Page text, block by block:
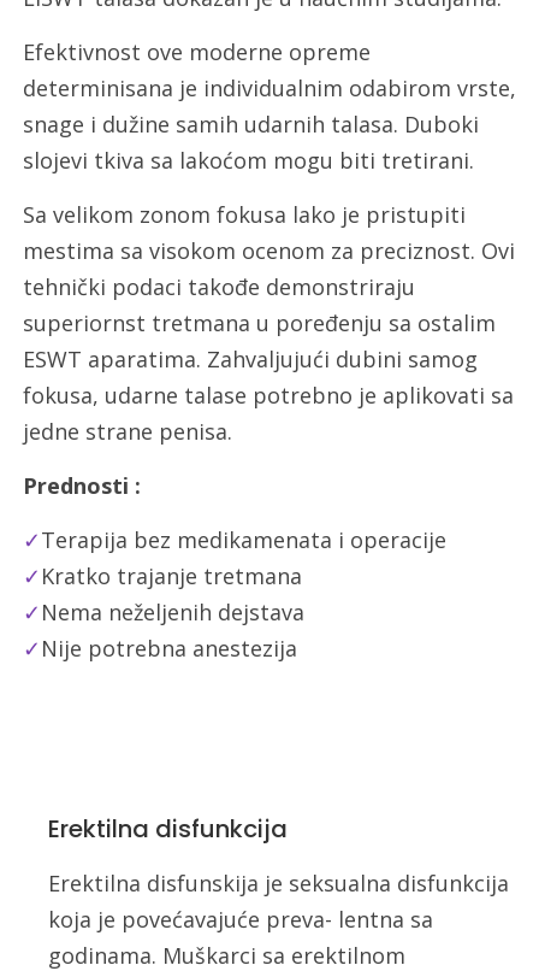
Efektivnost ove moderne opreme
determinisana je individualnim odabirom vrste,
snage i dužine samih udarnih talasa. Duboki
slojevi tkiva sa lakoćom mogu biti tretirani.
Sa velikom zonom fokusa lako je pristupiti
mestima sa visokom ocenom za preciznost. Ovi
tehnički podaci takođe demonstriraju
superiornst tretmana u poređenju sa ostalim
ESWT aparatima. Zahvaljujući dubini samog
fokusa, udarne talase potrebno je aplikovati sa
jedne strane penisa.
Prednosti :
✓Terapija bez medikamenata i operacije
✓ Kratko trajanje tretmana
✓ Nema neželjenih dejstava
✓ Nije potrebna anestezija
Erektilna disfunkcija
Erektilna disfunskija je seksualna disfunkcija
koja je povećavajuće preva- lentna sa
godinama. Muškarci sa erektilnom